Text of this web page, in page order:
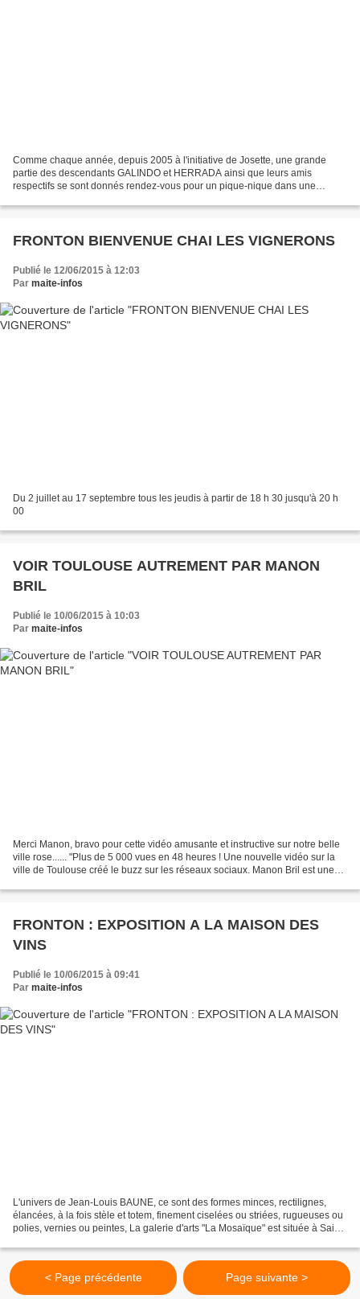
Comme chaque année, depuis 2005 à l'initiative de Josette, une grande
partie des descendants GALINDO et HERRADA ainsi que leurs amis
respectifs se sont donnés rendez-vous pour un pique-nique dans une
FRONTON BIENVENUE CHAI LES VIGNERONS
Publié le 12/06/2015 à 12:03
Par maite-infos
Du 2 juillet au 17 septembre tous les jeudis à partir de 18 h 30 jusqu'à 20 h
00
VOIR TOULOUSE AUTREMENT PAR MANON
BRIL
Publié le 10/06/2015 à 10:03
Par maite-infos
Merci Manon, bravo pour cette vidéo amusante et instructive sur notre belle
ville rose...... "Plus de 5 000 vues en 48 heures ! Une nouvelle vidéo sur la
ville de Toulouse créé le buzz sur les réseaux sociaux. Manon Bril est une
FRONTON : EXPOSITION A LA MAISON DES
VINS
Publié le 10/06/2015 à 09:41
Par maite-infos
L'univers de Jean-Louis BAUNE, ce sont des formes minces, rectilignes,
élancées, à la fois stèle et totem, finement ciselées ou striées, rugueuses ou
polies, vernies ou peintes, La galerie d'arts "La Mosaïque" est située à Saint-
< Page précédente Page suivante >